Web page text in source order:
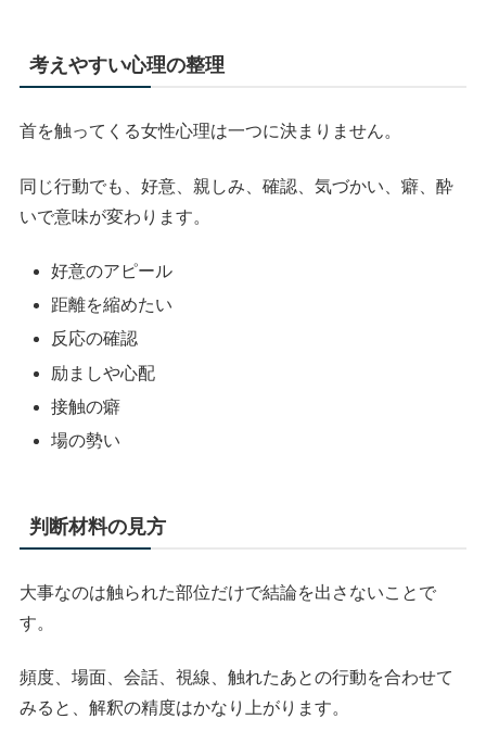
考えやすい心理の整理
首を触ってくる女性心理は一つに決まりません。
同じ行動でも、好意、親しみ、確認、気づかい、癖、酔
いで意味が変わります。
好意のアピール
距離を縮めたい
反応の確認
励ましや心配
接触の癖
場の勢い
判断材料の見方
大事なのは触られた部位だけで結論を出さないことで
す。
頻度、場面、会話、視線、触れたあとの行動を合わせて
みると、解釈の精度はかなり上がります。